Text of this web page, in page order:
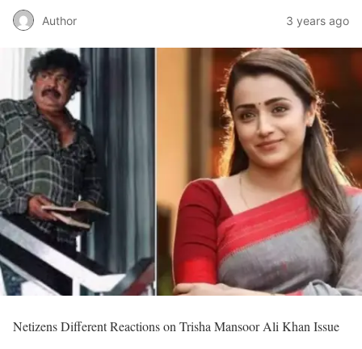
Author 3 years ago
Netizens Different Reactions on Trisha Mansoor Ali Khan Issue